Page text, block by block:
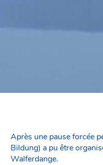
Après une pause forcée
Bildung) a pu être
Walferdange.